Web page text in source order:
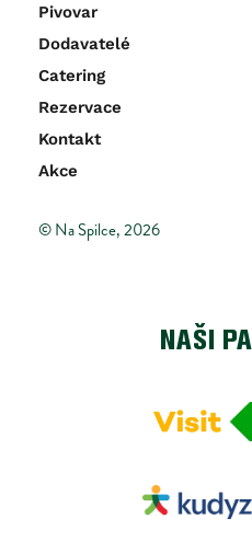
Pivovar
Dodavatelé
Catering
Rezervace
Kontakt
Akce
© Na Spilce, 2026
NAŠI